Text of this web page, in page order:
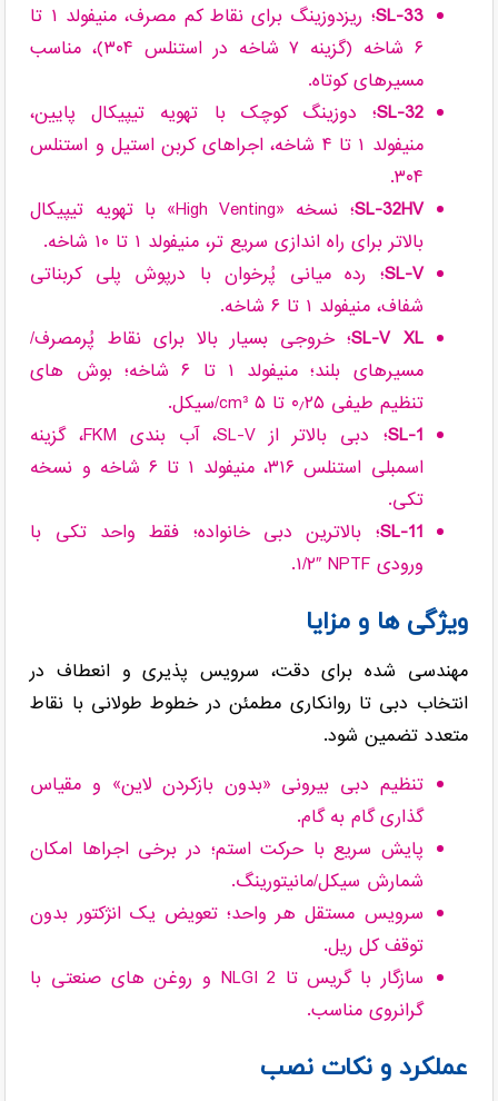
SL-33
؛ ریزدوزینگ برای نقاط کم مصرف، منیفولد ۱ تا
۶ شاخه (گزینه ۷ شاخه در استنلس ۳۰۴)، مناسب
مسیرهای کوتاه.
SL-32؛ دوزینگ کوچک با تهویه تیپیکال پایین،
منیفولد ۱ تا ۴ شاخه، اجراهای کربن استیل و استنلس
۳۰۴.
SL-32HV
؛ نسخه «High Venting» با تهویه تیپیکال
بالاتر برای راه اندازی سریع تر، منیفولد ۱ تا ۱۰ شاخه.
SL-V؛ رده میانی پُرخوان با درپوش پلی کربناتی
شفاف، منیفولد ۱ تا ۶ شاخه.
SL-V XL؛ خروجی بسیار بالا برای نقاط پُرمصرف/
مسیرهای بلند؛ منیفولد ۱ تا ۶ شاخه؛ بوش های
تنظیم طیفی ۰٫۲۵ تا ۵ cm³/سیکل.
SL-1
؛ دبی بالاتر از SL-V، آب بندی FKM، گزینه
اسمبلی استنلس ۳۱۶، منیفولد ۱ تا ۶ شاخه و نسخه
تکی.
SL-11؛ بالاترین دبی خانواده؛ فقط واحد تکی با
ورودی ‎۱/۲″ NPTF.
ویژگی ها و مزایا
مهندسی شده برای دقت، سرویس پذیری و انعطاف در
انتخاب دبی تا روانکاری مطمئن در خطوط طولانی با نقاط
متعدد تضمین شود.
تنظیم دبی بیرونی «بدون بازکردن لاین» و مقیاس
گذاری گام به گام.
پایش سریع با حرکت استم؛ در برخی اجراها امکان
شمارش سیکل/مانیتورینگ.
سرویس مستقل هر واحد؛ تعویض یک انژکتور بدون
توقف کل ریل.
سازگار با گریس تا NLGI 2 و روغن های صنعتی با
گرانروی مناسب.
عملکرد و نکات نصب